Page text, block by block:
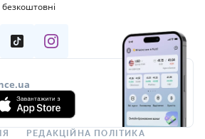
безкоштовні
РЕДАКЦІЙНА ПОЛІТИКА